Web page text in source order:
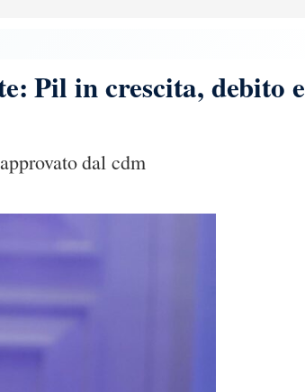
Pil in crescita, debito e
dal cdm